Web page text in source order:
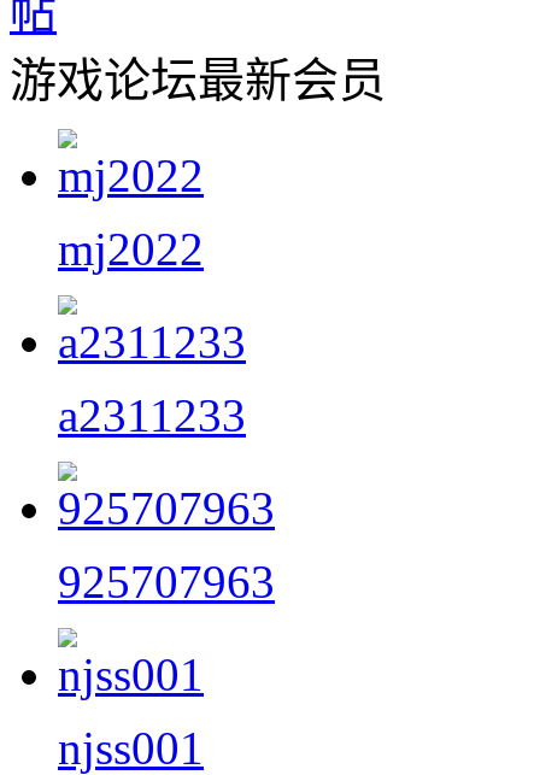
游戏论坛最新会员
mj2022
a2311233
925707963
njss001